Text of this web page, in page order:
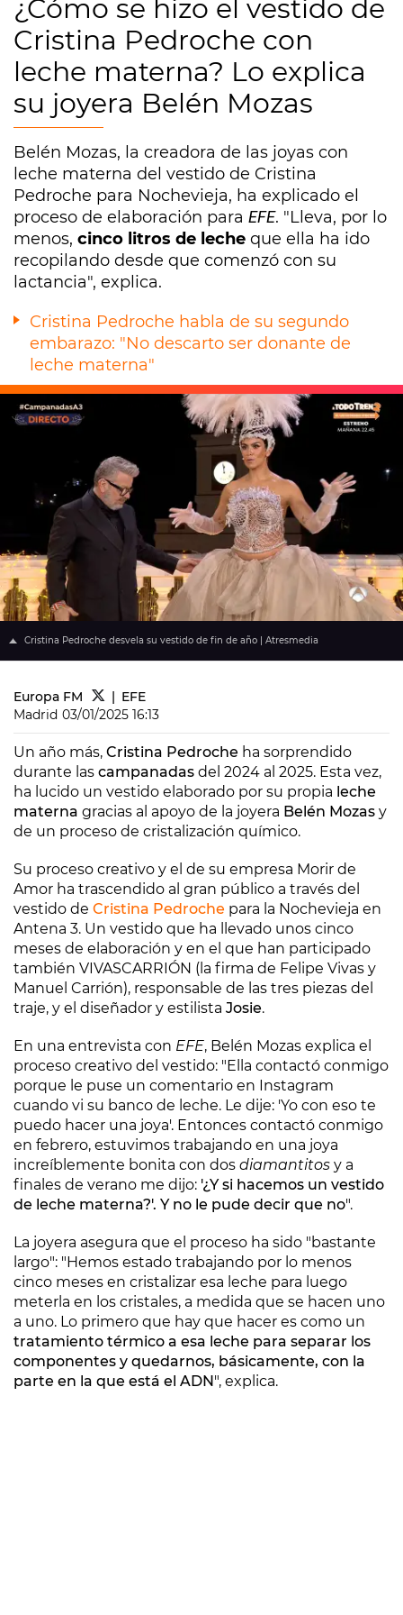
¿Cómo se hizo el vestido de
Cristina Pedroche con
leche materna? Lo explica
su joyera Belén Mozas
Belén Mozas, la creadora de las joyas con
leche materna del vestido de Cristina
Pedroche para Nochevieja, ha explicado el
proceso de elaboración para EFE. "Lleva, por lo
menos, cinco litros de leche que ella ha ido
recopilando desde que comenzó con su
lactancia", explica.
Cristina Pedroche habla de su segundo
embarazo: "No descarto ser donante de
leche materna"
Cristina Pedroche desvela su vestido de fin de año | Atresmedia
Europa FM
EFE
Madrid 03/01/2025 16:13
Un año más, Cristina Pedroche ha sorprendido
durante las campanadas del 2024 al 2025. Esta vez,
ha lucido un vestido elaborado por su propia leche
materna gracias al apoyo de la joyera Belén Mozas y
de un proceso de cristalización químico.
Su proceso creativo y el de su empresa Morir de
Amor ha trascendido al gran público a través del
vestido de Cristina Pedroche para la Nochevieja en
Antena 3. Un vestido que ha llevado unos cinco
meses de elaboración y en el que han participado
también VIVASCARRIÓN (la firma de Felipe Vivas y
Manuel Carrión), responsable de las tres piezas del
traje, y el diseñador y estilista Josie.
En una entrevista con EFE, Belén Mozas explica el
proceso creativo del vestido: "Ella contactó conmigo
porque le puse un comentario en Instagram
cuando vi su banco de leche. Le dije: 'Yo con eso te
puedo hacer una joya'. Entonces contactó conmigo
en febrero, estuvimos trabajando en una joya
increíblemente bonita con dos diamantitos y a
finales de verano me dijo: '¿Y si hacemos un vestido
de leche materna?'. Y no le pude decir que no".
La joyera asegura que el proceso ha sido "bastante
largo": "Hemos estado trabajando por lo menos
cinco meses en cristalizar esa leche para luego
meterla en los cristales, a medida que se hacen uno
a uno. Lo primero que hay que hacer es como un
tratamiento térmico a esa leche para separar los
componentes y quedarnos, básicamente, con la
parte en la que está el ADN", explica.